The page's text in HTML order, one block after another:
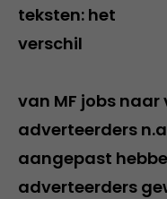
van MF jobs naar
adverteerders
aangepast
adverteerders